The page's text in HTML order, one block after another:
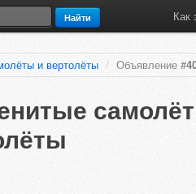
Найти Как
и вертолёты / Объявление #